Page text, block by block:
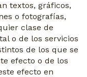
textos, gráficos,
o fotografías,
clase de
o de los servicios
de los que se
efecto o de los
efecto en